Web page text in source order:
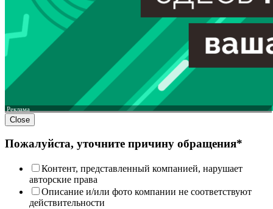
Реклама
Close
Пожалуйста, уточните причину обращения*
Контент, представленный компанией, нарушает
авторские права
Описание и/или фото компании не соответствуют
действительности